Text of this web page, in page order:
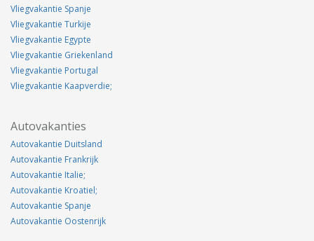
Vliegvakantie Spanje
Vliegvakantie Turkije
Vliegvakantie Egypte
Vliegvakantie Griekenland
Vliegvakantie Portugal
Vliegvakantie Kaapverdie;
Autovakanties
Autovakantie Duitsland
Autovakantie Frankrijk
Autovakantie Italie;
Autovakantie Kroatiel;
Autovakantie Spanje
Autovakantie Oostenrijk